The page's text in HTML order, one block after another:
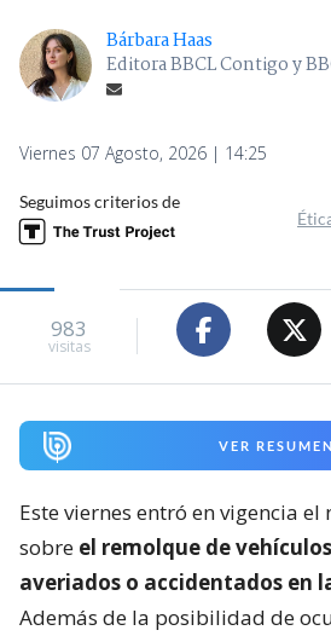
Bárbara Haas
Editora BBCL Contigo y
Viernes 07 Agosto, 2026 | 14:25
Seguimos criterios de
983
visitas
VER RESUMEN
Este viernes entró en vigencia
sobre el remolque de
averiados o accidentados en
Además de la posibilidad de